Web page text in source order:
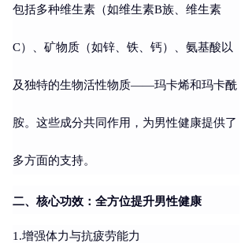
包括多种维生素（如维生素B族、维生素
C）、矿物质（如锌、铁、钙）、氨基酸以
及独特的生物活性物质——玛卡烯和玛卡酰
胺。这些成分共同作用，为男性健康提供了
多方面的支持。
二、核心功效：全方位提升男性健康
1.增强体力与抗疲劳能力